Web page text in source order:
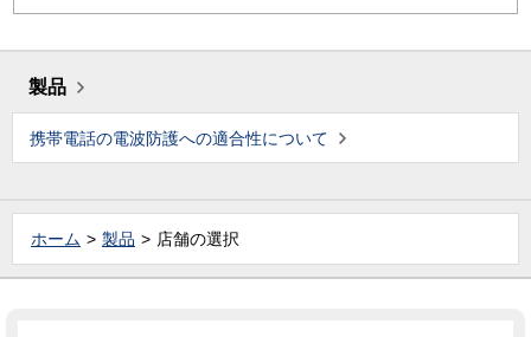
製品
携帯電話の電波防護への適合性について
ホーム 製品 店舗の選択